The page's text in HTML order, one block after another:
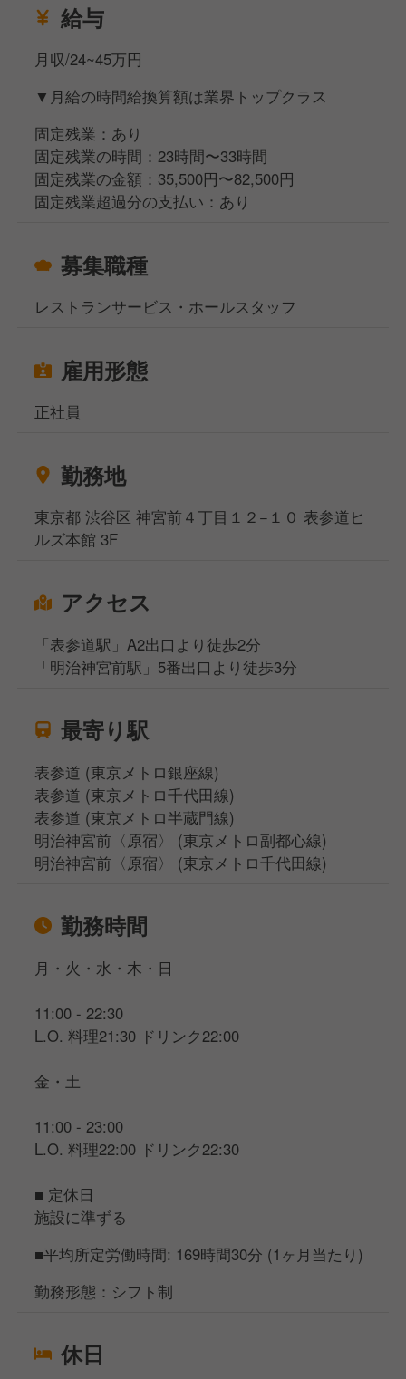
給与
月収/24~45万円
▼月給の時間給換算額は業界トップクラス
固定残業：あり
固定残業の時間：23時間〜33時間
固定残業の金額：35,500円〜82,500円
固定残業超過分の支払い：あり
募集職種
レストランサービス・ホールスタッフ
雇用形態
正社員
勤務地
東京都 渋谷区 神宮前４丁目１２−１０ 表参道ヒ
ルズ本館 3F
アクセス
「表参道駅」A2出口より徒歩2分
「明治神宮前駅」5番出口より徒歩3分
最寄り駅
表参道 (東京メトロ銀座線)
表参道 (東京メトロ千代田線)
表参道 (東京メトロ半蔵門線)
明治神宮前〈原宿〉 (東京メトロ副都心線)
明治神宮前〈原宿〉 (東京メトロ千代田線)
勤務時間
月・火・水・木・日
11:00 - 22:30
L.O. 料理21:30 ドリンク22:00
金・土
11:00 - 23:00
L.O. 料理22:00 ドリンク22:30
■ 定休日
施設に準ずる
■平均所定労働時間: 169時間30分 (1ヶ月当たり)
勤務形態：シフト制
休日